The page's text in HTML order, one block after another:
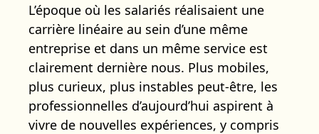
L’époque où les salariés réalisaient une
carrière linéaire au sein d’une même
entreprise et dans un même service est
clairement dernière nous. Plus mobiles,
plus curieux, plus instables peut-être, les
professionnelles d’aujourd’hui aspirent à
vivre de nouvelles expériences, y compris